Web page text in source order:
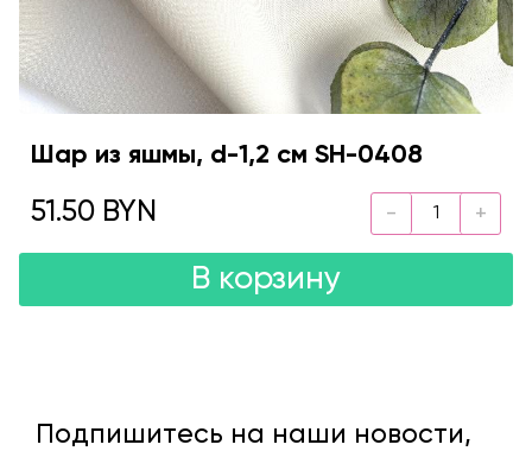
Шар из яшмы, d-1,2 см SH-0408
51.50 BYN
В корзину
Подпишитесь на наши новости,